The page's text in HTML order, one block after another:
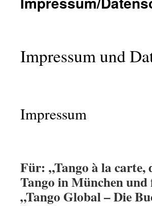
Impressum und
Impressum
Für: „Tango à la carte,
Tango in München
„Tango Global – Die